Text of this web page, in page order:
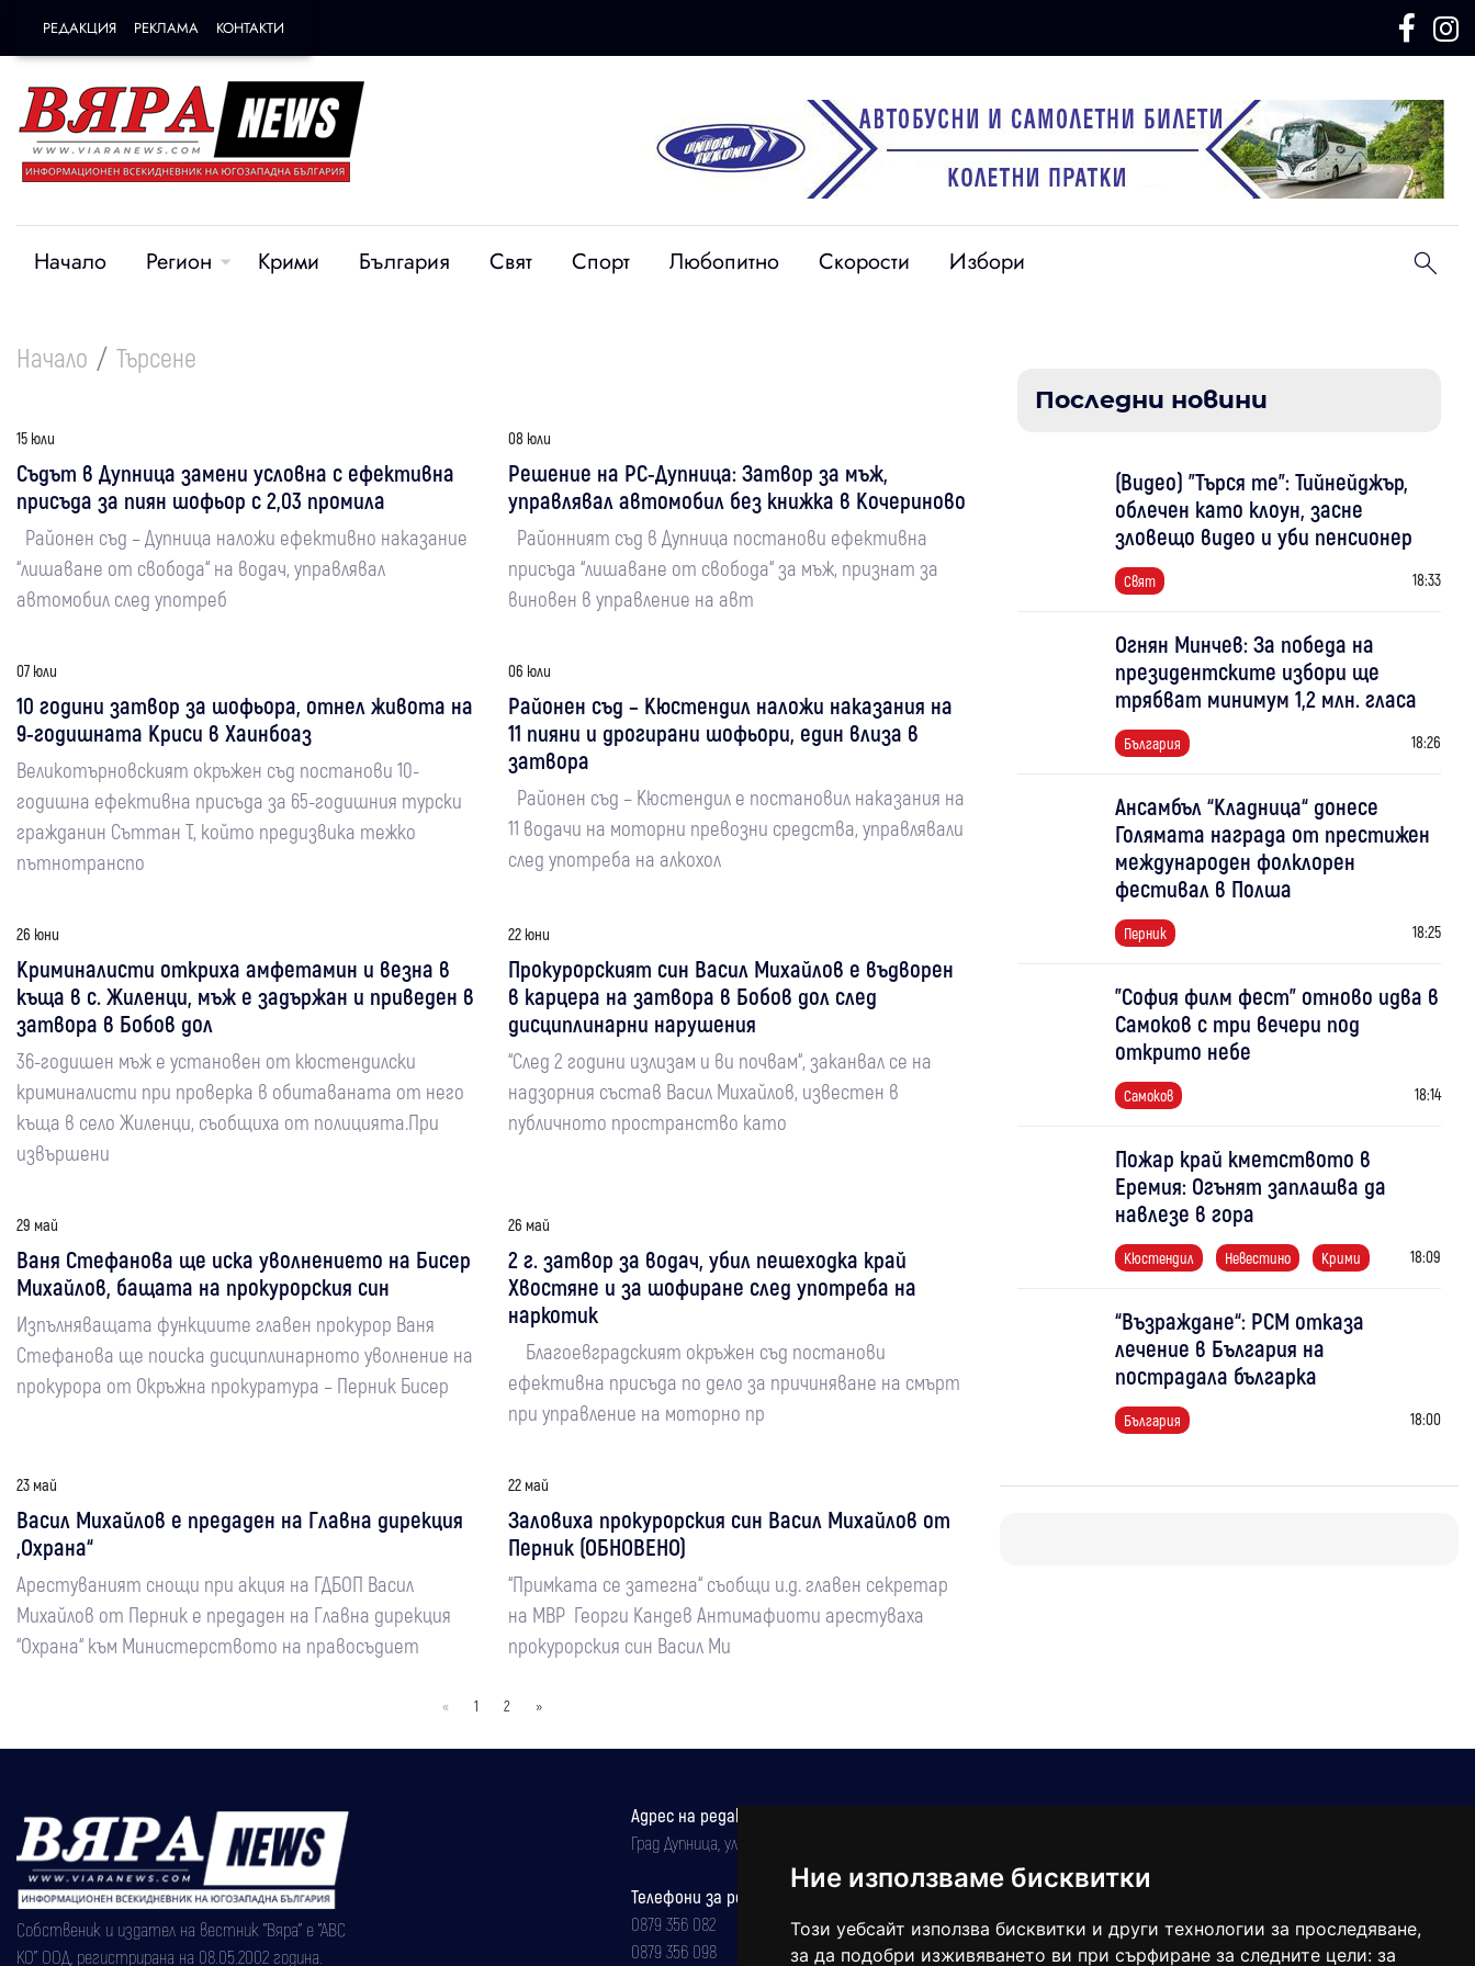
Ние използваме бисквитки
Този уебсайт използва бисквитки и други технологии за проследяване,
за да подобри изживяването ви при сърфиране за следните цели: за
РЕДАКЦИЯ РЕКЛАМА КОНТАКТИ
Начало Регион Крими България Свят Спорт Любопитно Скорости Избори
Начало Търсене
15 юли
Съдът в Дупница замени условна с ефективна
присъда за пиян шофьор с 2,03 промила
Районен съд – Дупница наложи ефективно наказание
“лишаване от свобода“ на водач, управлявал
автомобил след употреб
08 юли
Решение на РС-Дупница: Затвор за мъж,
управлявал автомобил без книжка в Кочериново
Районният съд в Дупница постанови ефективна
присъда “лишаване от свобода“ за мъж, признат за
виновен в управление на авт
07 юли
10 години затвор за шофьора, отнел живота на
9-годишната Криси в Хаинбоаз
Великотърновският окръжен съд постанови 10-
годишна ефективна присъда за 65-годишния турски
гражданин Съттан Т., който предизвика тежко
пътнотранспо
06 юли
Районен съд – Кюстендил наложи наказания на
11 пияни и дрогирани шофьори, един влиза в
затвора
Районен съд – Кюстендил е постановил наказания на
11 водачи на моторни превозни средства, управлявали
след употреба на алкохол
26 юни
Криминалисти откриха амфетамин и везна в
къща в с. Жиленци, мъж е задържан и приведен в
затвора в Бобов дол
36-годишен мъж е установен от кюстендилски
криминалисти при проверка в обитаваната от него
къща в село Жиленци, съобщиха от полицията.При
извършени
22 юни
Прокурорският син Васил Михайлов е въдворен
в карцера на затвора в Бобов дол след
дисциплинарни нарушения
“След 2 години излизам и ви почвам“, заканвал се на
надзорния състав Васил Михайлов, известен в
публичното пространство като
29 май
Ваня Стефанова ще иска уволнението на Бисер
Михайлов, бащата на прокурорския син
Изпълняващата функциите главен прокурор Ваня
Стефанова ще поиска дисциплинарното уволнение на
прокурора от Окръжна прокуратура – Перник Бисер
26 май
2 г. затвор за водач, убил пешеходка край
Хвостяне и за шофиране след употреба на
наркотик
Благоевградският окръжен съд постанови
ефективна присъда по дело за причиняване на смърт
при управление на моторно пр
23 май
Васил Михайлов е предаден на Главна дирекция
„Охрана“
Арестуваният снощи при акция на ГДБОП Васил
Михайлов от Перник е предаден на Главна дирекция
“Охрана“ към Министерството на правосъдиет
22 май
Заловиха прокурорския син Васил Михайлов от
Перник (ОБНОВЕНО)
“Примката се затегна“ съобщи и.д. главен секретар
на МВР Георги Кандев Антимафиоти арестуваха
прокурорския син Васил Ми
« 1 2 »
Последни новини
(Видео) "Търся те": Тийнейджър,
облечен като клоун, засне
зловещо видео и уби пенсионер
Свят 18:33
Огнян Минчев: За победа на
президентските избори ще
трябват минимум 1,2 млн. гласа
България 18:26
Ансамбъл “Кладница“ донесе
Голямата награда от престижен
международен фолклорен
фестивал в Полша
Перник 18:25
"София филм фест" отново идва в
Самоков с три вечери под
открито небе
Самоков 18:14
Пожар край кметството в
Еремия: Огънят заплашва да
навлезе в гора
Кюстендил Невестино Крими 18:09
“Възраждане“: РСМ отказа
лечение в България на
пострадала българка
България 18:00
Собственик и издател на вестник "Вяра" е "АВС
КО" ООД, регистрирана на 08.05.2002 година.
Адрес на редакцията
Град Дупница, ул.''Христо Ботев" 43
Телефони за реклама и абонаменти
0879 356 082
0879 356 098
balgarkanews@gmail.com